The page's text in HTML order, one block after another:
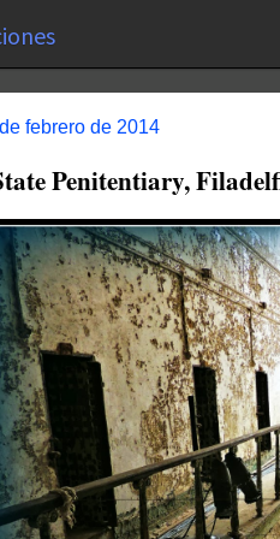
febrero de 2014
Penitentiary,